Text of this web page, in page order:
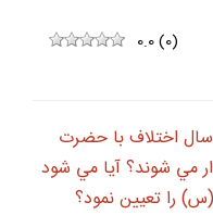
0.0(0)
اختلاف با حضرت
مي شوند؟ آيا مي شود
را تعيين نمود؟